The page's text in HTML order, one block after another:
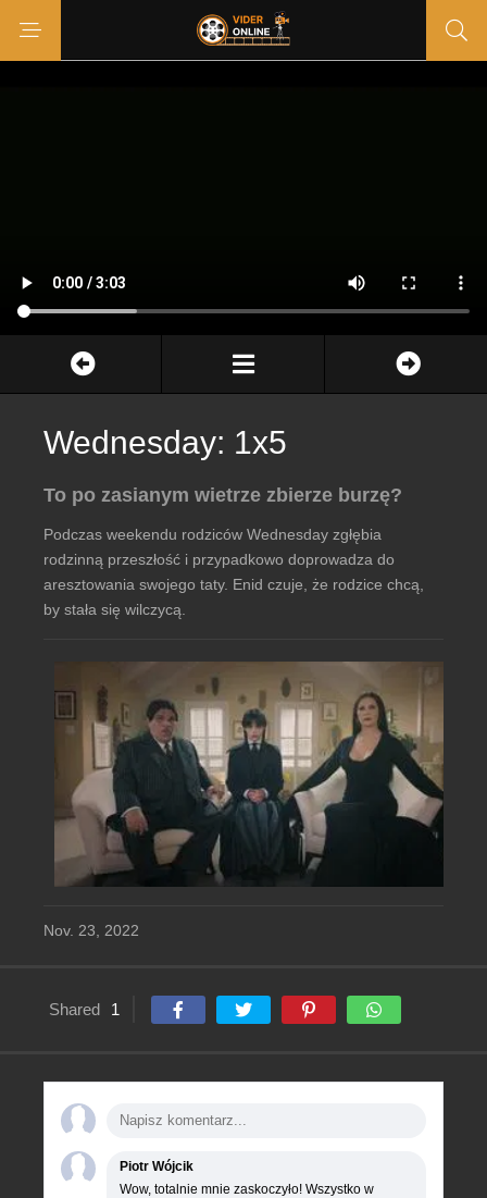
Wednesday: 1x5
To po zasianym wietrze zbierze burzę?
Podczas weekendu rodziców Wednesday zgłębia
rodzinną przeszłość i przypadkowo doprowadza do
aresztowania swojego taty. Enid czuje, że rodzice chcą,
by stała się wilczycą.
Nov. 23, 2022
Shared 1
Piotr Wójcik
Wow, totalnie mnie zaskoczyło! Wszystko w